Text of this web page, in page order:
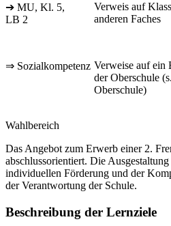
➔ MU, Kl. 5,
LB 2
Verweis auf
anderen Faches
⇒ Sozialkompetenz Verweise auf ein
der Oberschule
Oberschule)
Wahlbereich
Das Angebot zum Erwerb einer 2.
abschlussorientiert. Die
individuellen Förderung und der
der Verantwortung der Schule.
Beschreibung der Lernziele